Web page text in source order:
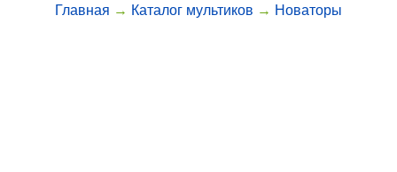
Главная → Каталог мультиков → Новаторы